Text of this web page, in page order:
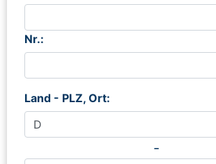
Nr.:
Land - PLZ, Ort:
-